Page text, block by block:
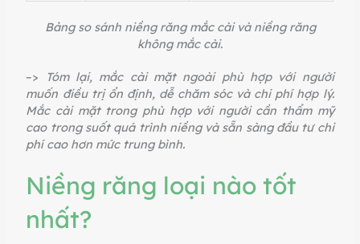
Bảng so sánh niềng răng mắc cài và niềng răng
không mắc cài.
–>
Tóm lại, mắc cài mặt ngoài phù hợp với người
muốn điều trị ổn định, dễ chăm sóc và chi phí hợp lý.
Mắc cài mặt trong phù hợp với người cần thẩm mỹ
cao trong suốt quá trình niềng và sẵn sàng đầu tư chi
phí cao hơn mức trung bình.
Niềng răng loại nào tốt
nhất?